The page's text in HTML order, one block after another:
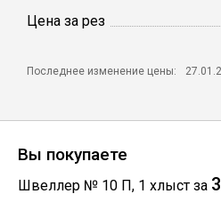
Цена за рез
Последнее изменение цены:
Вы покупаете
Швеллер № 10 П, 1 хлыст за